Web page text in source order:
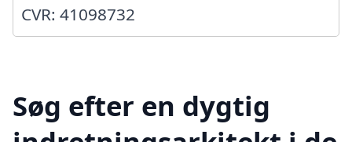
CVR: 41098732
Søg efter en dygtig